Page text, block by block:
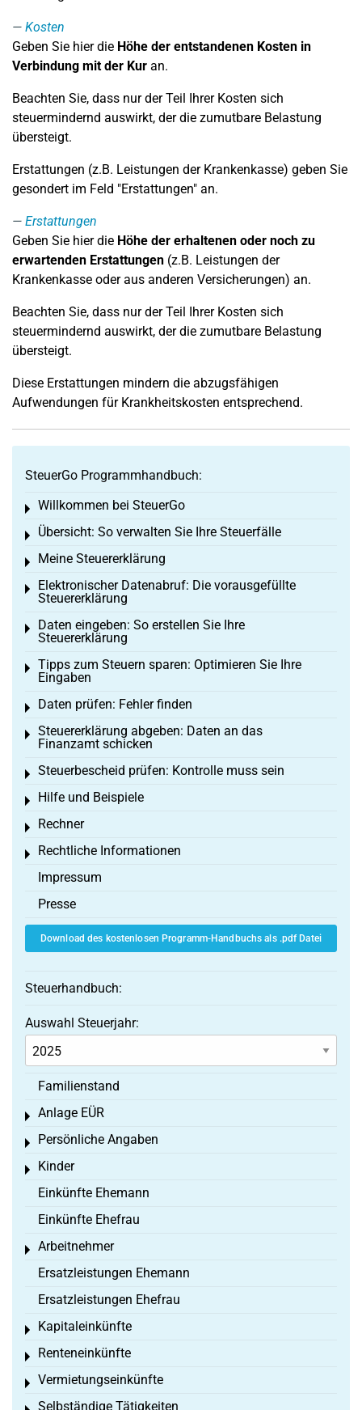
Kosten
Geben Sie hier die Höhe der entstandenen Kosten in
Verbindung mit der Kur an.
Beachten Sie, dass nur der Teil Ihrer Kosten sich
steuermindernd auswirkt, der die zumutbare Belastung
übersteigt.
Erstattungen (z.B. Leistungen der Krankenkasse) geben Sie
gesondert im Feld "Erstattungen" an.
Erstattungen
Geben Sie hier die Höhe der erhaltenen oder noch zu
erwartenden Erstattungen (z.B. Leistungen der
Krankenkasse oder aus anderen Versicherungen) an.
Beachten Sie, dass nur der Teil Ihrer Kosten sich
steuermindernd auswirkt, der die zumutbare Belastung
übersteigt.
Diese Erstattungen mindern die abzugsfähigen
Aufwendungen für Krankheitskosten entsprechend.
SteuerGo Programmhandbuch:
Willkommen bei SteuerGo
Toggle menu
Übersicht: So verwalten Sie Ihre Steuerfälle
Toggle menu
Meine Steuererklärung
Toggle menu
Elektronischer Datenabruf: Die vorausgefüllte
Steuererklärung
Toggle menu
Daten eingeben: So erstellen Sie Ihre
Steuererklärung
Toggle menu
Tipps zum Steuern sparen: Optimieren Sie Ihre
Eingaben
Toggle menu
Daten prüfen: Fehler finden
Toggle menu
Steuererklärung abgeben: Daten an das
Finanzamt schicken
Toggle menu
Steuerbescheid prüfen: Kontrolle muss sein
Toggle menu
Hilfe und Beispiele
Toggle menu
Rechner
Toggle menu
Rechtliche Informationen
Toggle menu
Impressum
Presse
Download des kostenlosen Programm-Handbuchs als .pdf Datei
Steuerhandbuch:
Auswahl Steuerjahr:
Familienstand
Anlage EÜR
Toggle menu
Persönliche Angaben
Toggle menu
Kinder
Toggle menu
Einkünfte Ehemann
Einkünfte Ehefrau
Arbeitnehmer
Toggle menu
Ersatzleistungen Ehemann
Ersatzleistungen Ehefrau
Kapitaleinkünfte
Toggle menu
Renteneinkünfte
Toggle menu
Vermietungseinkünfte
Toggle menu
Selbständige Tätigkeiten